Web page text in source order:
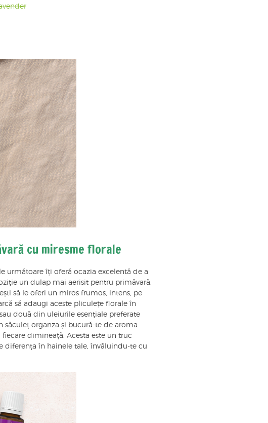
cu miresme florale
următoare îți oferă ocazia excelentă de a
un dulap mai aerisit pentru primăvară.
să le oferi un miros frumos, intens, pe
să adaugi aceste pliculețe florale în
două din uleiurile esențiale preferate
organza și bucură-te de aroma
dimineață. Acesta este un truc
diferența în hainele tale, învăluindu-te cu